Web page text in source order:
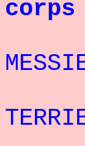
corps